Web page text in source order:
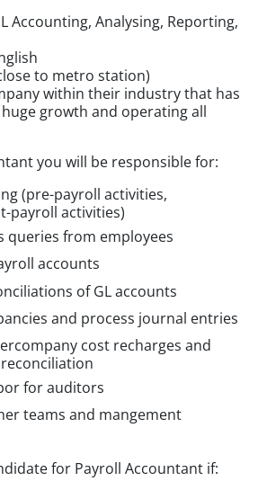
Accounting, Analysing, Reporting,
to metro station)
within their industry that has
growth and operating all
you will be responsible for:
(pre-payroll activities,
payroll activities)
queries from employees
accounts
of GL accounts
and process journal entries
cost recharges and
for auditors
teams and mangement
for Payroll Accountant if: